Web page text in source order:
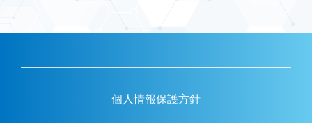
個人情報保護方針